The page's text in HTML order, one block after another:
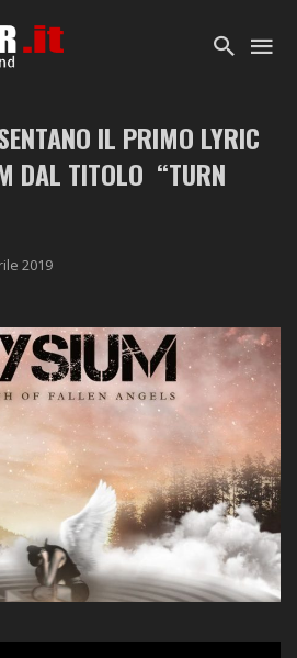
IL PRIMO LYRIC
DAL TITOLO “TURN
2019